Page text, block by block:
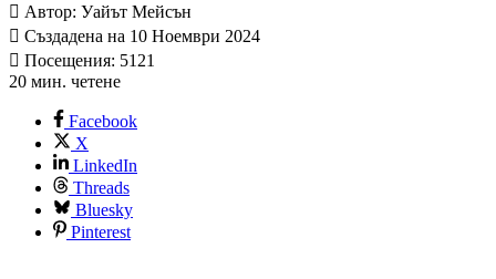
Автор: Уайът Мейсън
Създадена на 10 Ноември 2024
Посещения: 5121
20 мин. четене
Facebook
X
LinkedIn
Threads
Bluesky
Pinterest